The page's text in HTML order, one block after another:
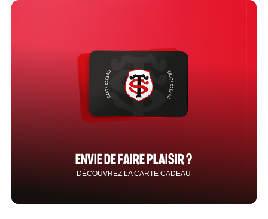
ENVIE DE FAIRE PLAISIR ?
DÉCOUVREZ LA CARTE CADEAU